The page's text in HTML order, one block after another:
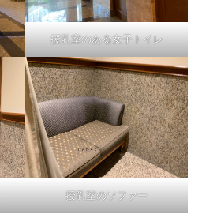
授乳室のある女子トイレ
授乳室のソファー